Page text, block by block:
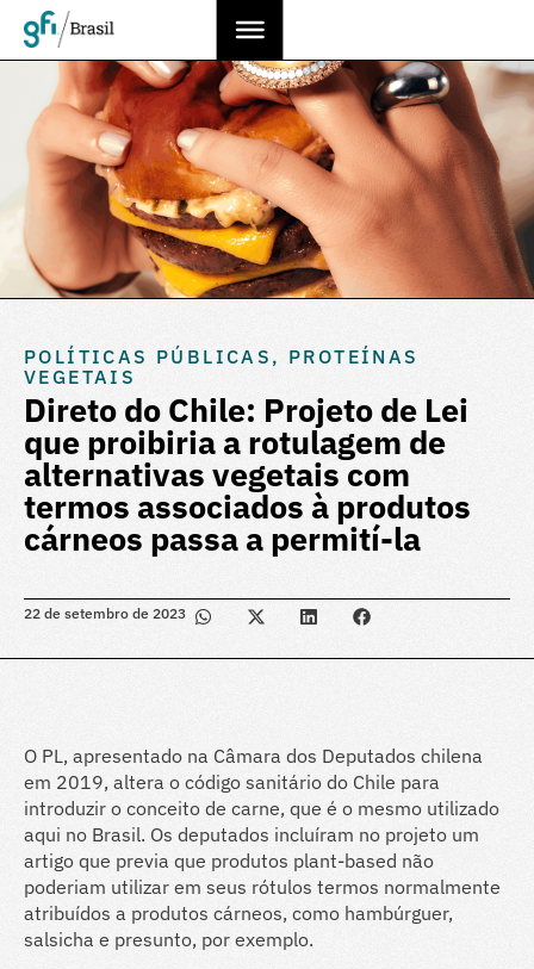
POLÍTICAS PÚBLICAS , PROTEÍNAS
VEGETAIS
Direto do Chile: Projeto de Lei
que proibiria a rotulagem de
alternativas vegetais com
termos associados à produtos
cárneos passa a permití-la
22 de setembro de 2023
O PL, apresentado na Câmara dos Deputados chilena
em 2019, altera o código sanitário do Chile para
introduzir o conceito de carne, que é o mesmo utilizado
aqui no Brasil. Os deputados incluíram no projeto um
artigo que previa que produtos plant-based não
poderiam utilizar em seus rótulos termos normalmente
atribuídos a produtos cárneos, como hambúrguer,
salsicha e presunto, por exemplo.